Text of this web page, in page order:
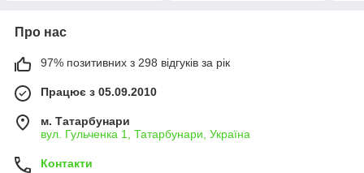
Про нас
97% позитивних з 298 відгуків за рік
Працює з 05.09.2010
м. Татарбунари
вул. Гульченка 1, Татарбунари, Україна
Контакти